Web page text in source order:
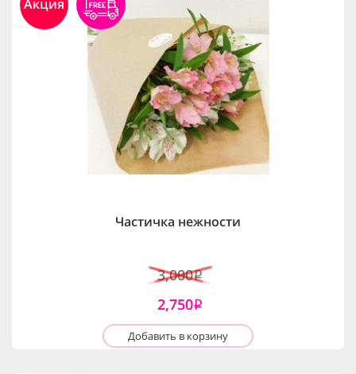
Акция
Частичка нежности
3,000i
2,750i
Добавить в корзину